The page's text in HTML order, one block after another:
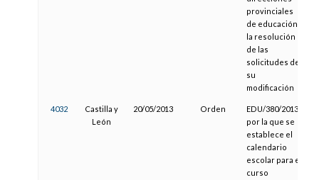
provinciales
de educación
la resolución
de las
solicitudes de
su
modificación
4032
Castilla y
León
20/05/2013 Orden
EDU/380/2013,
por la que se
establece el
calendario
escolar para el
curso